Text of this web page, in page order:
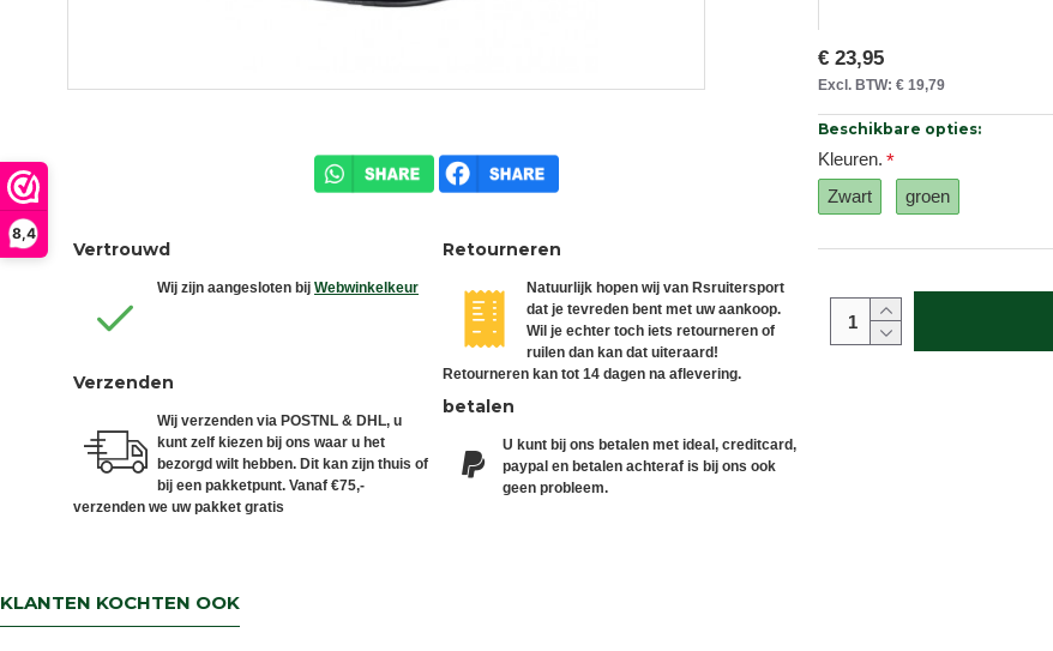
8,4
Vertrouwd
Wij zijn aangesloten bij Webwinkelkeur
Verzenden
Wij verzenden via POSTNL & DHL, u
kunt zelf kiezen bij ons waar u het
bezorgd wilt hebben. Dit kan zijn thuis of
bij een pakketpunt. Vanaf €75,-
verzenden we uw pakket gratis
Retourneren
Natuurlijk hopen wij van Rsruitersport
dat je tevreden bent met uw aankoop.
Wil je echter toch iets retourneren of
ruilen dan kan dat uiteraard!
Retourneren kan tot 14 dagen na aflevering.
betalen
U kunt bij ons betalen met ideal, creditcard,
paypal en betalen achteraf is bij ons ook
geen probleem.
€ 23,95
Excl. BTW: € 19,79
Beschikbare opties:
Kleuren.
Zwart
groen
KLANTEN KOCHTEN OOK